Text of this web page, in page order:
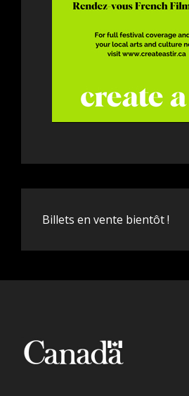
Billets en vente bientôt !